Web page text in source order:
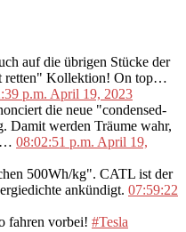
auf die übrigen Stücke der
retten" Kollektion! On top…
p.m. April 19, 2023
die neue "condensed-
Damit werden Träume wahr,
08:02:51 p.m. April 19,
500Wh/kg". CATL ist der
ankündigt. 07:59:22
fahren vorbei! #Tesla